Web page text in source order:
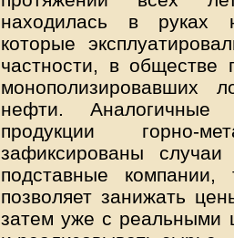
находилась в руках
которые
частности, в обществе
монополизировавших
нефти. Аналогичные
продукции горно-
зафиксированы
подставные
позволяет занижать
затем уже с реальными